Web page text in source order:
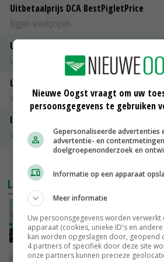
Uitbetaalprijs DCA BestPigletPrice
Biggen weekprijzen
Uitbetaalprijs Compaxo
Vleesvarkens
Uitbetaalprijs Van Rooi Meat
Vleesvarkens
ISN prijs Frankrijk
Vleesvarkens
LAATSTE NIEUWS
Lobith’
VANDAAG, 11:00
POAH!: John Deere 7730
Nieuwe Oogst vraagt om uw
persoonsgegevens te gebruiken
Gepersonaliseerde advertenties
advertentie- en
doelgroepenonderzoek en
Informatie op een apparaat
Meer informatie
Uw persoonsgegevens worden verwerkt
apparaat (cookies, unieke ID's en
kan worden opgeslagen door, geopend
4 partners of specifiek door deze site
onze partners kunnen precieze